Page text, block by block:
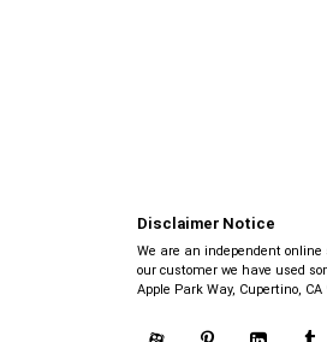
Disclaimer Notice
We are an independent online
our customer we have used
Apple Park Way, Cupertino,